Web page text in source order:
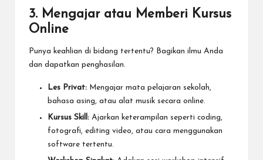
3. Mengajar atau Memberi Kursus
Online
Punya keahlian di bidang tertentu? Bagikan ilmu Anda
dan dapatkan penghasilan.
Les Privat: Mengajar mata pelajaran sekolah,
bahasa asing, atau alat musik secara online.
Kursus Skill: Ajarkan keterampilan seperti coding,
fotografi, editing video, atau cara menggunakan
software tertentu.